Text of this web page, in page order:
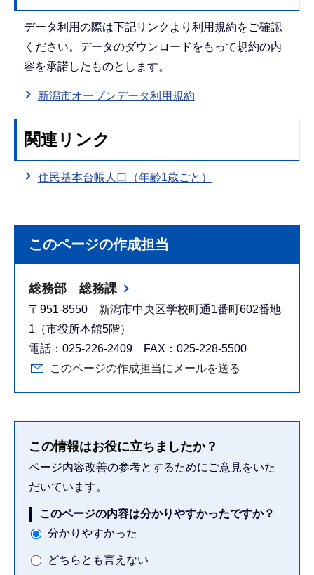
データ利用の際は下記リンクより利用規約をご確認
ください。データのダウンロードをもって規約の内
容を承諾したものとします。
新潟市オープンデータ利用規約
関連リンク
住民基本台帳人口（年齢1歳ごと）
このページの作成担当
総務部 総務課
〒951-8550 新潟市中央区学校町通1番町602番地
1（市役所本館5階）
電話：025-226-2409 FAX：025-228-5500
このページの作成担当にメールを送る
この情報はお役に立ちましたか？
ページ内容改善の参考とするためにご意見をいた
だいています。
このページの内容は分かりやすかったですか？
分かりやすかった
どちらとも言えない